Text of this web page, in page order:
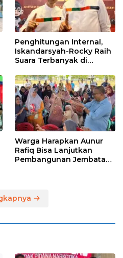
Penghitungan Internal,
Iskandarsyah-Rocky Raih
Suara Terbanyak di
Warga Harapkan Aunur
Rafiq Bisa Lanjutkan
Pembangunan Jembatan